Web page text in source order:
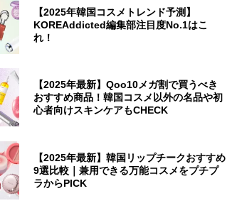
【2025年韓国コスメトレンド予測】
KOREAddicted編集部注目度No.1はこ
れ！
【2025年最新】Qoo10メガ割で買うべき
おすすめ商品！韓国コスメ以外の名品や初
心者向けスキンケアもCHECK
【2025年最新】韓国リップチークおすすめ
9選比較｜兼用できる万能コスメをプチプ
ラからPICK